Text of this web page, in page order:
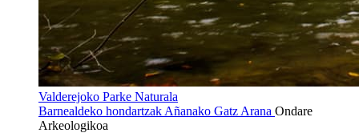
Valderejoko Parke Naturala
Barnealdeko hondartzak Añanako Gatz Arana Ondare
Arkeologikoa